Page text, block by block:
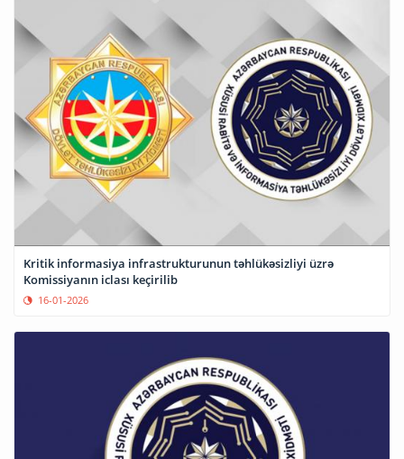
Kritik informasiya infrastrukturunun təhlükəsizliyi üzrə
Komissiyanın iclası keçirilib
16-01-2026